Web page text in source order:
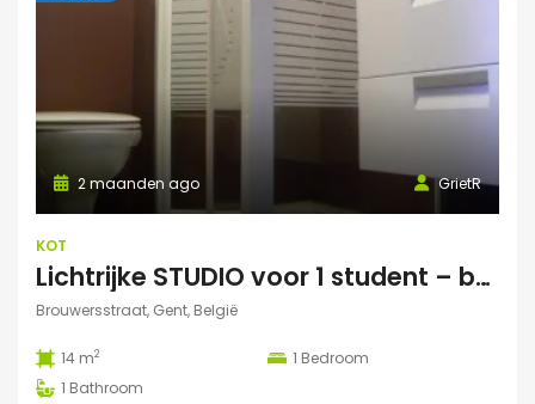
GrietR
2 maanden ago
KOT
Lichtrijke STUDIO voor 1 student – buurt Hoogstraat/Poel Gent
Brouwersstraat, Gent, België
14 m2 1 Bedroom
1 Bathroom